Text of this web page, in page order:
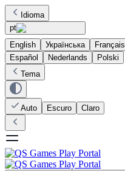
Idioma
pt
English
Українська Français
Español
Nederlands
Polski
Tema
Auto Escuro Claro